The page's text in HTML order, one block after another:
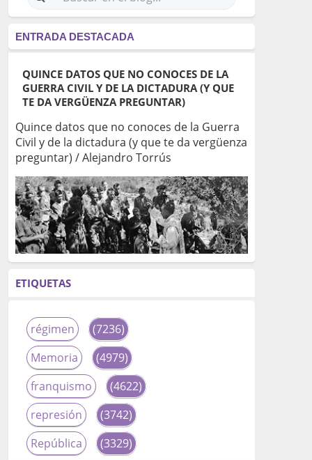
ENTRADA DESTACADA
QUINCE DATOS QUE NO CONOCES DE LA
GUERRA CIVIL Y DE LA DICTADURA (Y QUE
TE DA VERGÜENZA PREGUNTAR)
Quince datos que no conoces de la Guerra
Civil y de la dictadura (y que te da vergüenza
preguntar) / Alejandro Torrús
ETIQUETAS
régimen
(7236)
Memoria
(4979)
franquismo
(4622)
represión
(3742)
República
(3329)